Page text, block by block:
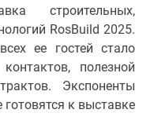
строительных,
RosBuild 2025.
ее гостей стало
полезной
Экспоненты
к выставке